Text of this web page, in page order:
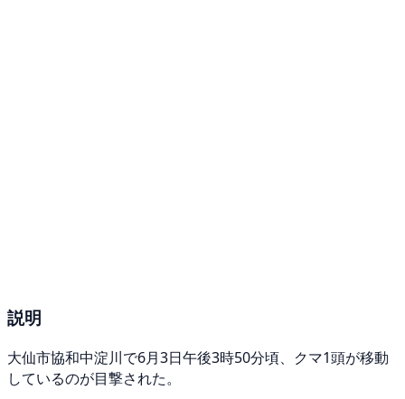
説明
大仙市協和中淀川で6月3日午後3時50分頃、クマ1頭が移動
しているのが目撃された。